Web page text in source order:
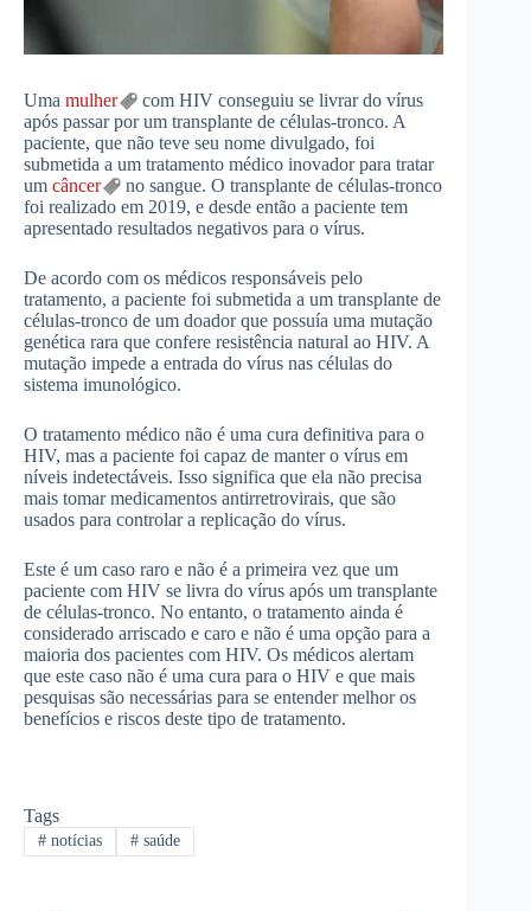
Uma mulher
com HIV conseguiu se livrar do vírus
após passar por um transplante de células-tronco. A
paciente, que não teve seu nome divulgado, foi
submetida a um tratamento médico inovador para tratar
um câncer
no sangue. O transplante de células-tronco
foi realizado em 2019, e desde então a paciente tem
apresentado resultados negativos para o vírus.
De acordo com os médicos responsáveis pelo
tratamento, a paciente foi submetida a um transplante de
células-tronco de um doador que possuía uma mutação
genética rara que confere resistência natural ao HIV. A
mutação impede a entrada do vírus nas células do
sistema imunológico.
O tratamento médico não é uma cura definitiva para o
HIV, mas a paciente foi capaz de manter o vírus em
níveis indetectáveis. Isso significa que ela não precisa
mais tomar medicamentos antirretrovirais, que são
usados para controlar a replicação do vírus.
Este é um caso raro e não é a primeira vez que um
paciente com HIV se livra do vírus após um transplante
de células-tronco. No entanto, o tratamento ainda é
considerado arriscado e caro e não é uma opção para a
maioria dos pacientes com HIV. Os médicos alertam
que este caso não é uma cura para o HIV e que mais
pesquisas são necessárias para se entender melhor os
benefícios e riscos deste tipo de tratamento.
Tags
#notícias #saúde